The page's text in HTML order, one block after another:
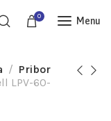
0 Menu
Pribor
LPV-60-